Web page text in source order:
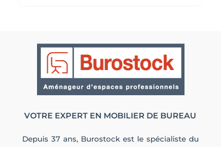
VOTRE EXPERT EN MOBILIER DE BUREAU
Depuis 37 ans, Burostock est le spécialiste du